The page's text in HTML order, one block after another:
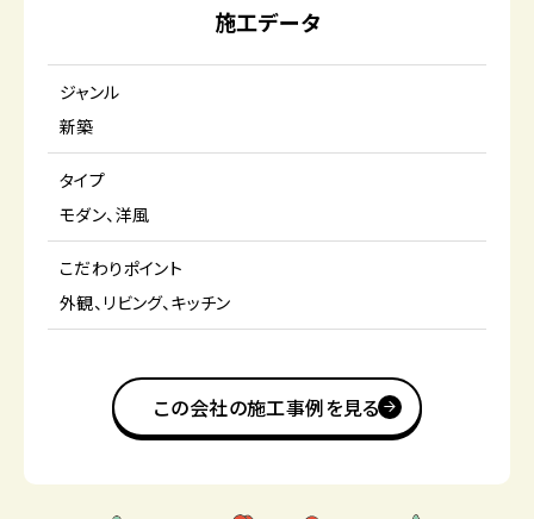
施工データ
ジャンル
新築
タイプ
モダン 洋風
こだわりポイント
外観 リビング キッチン
この会社の施工事例を見る